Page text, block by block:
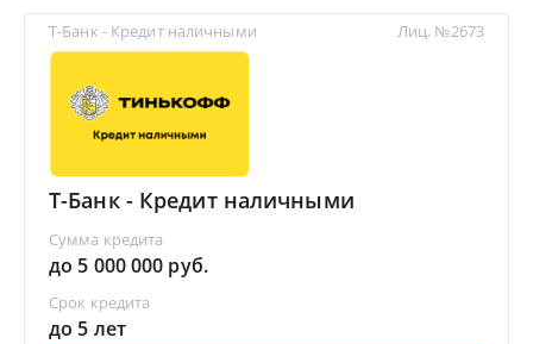
Т-Банк - Кредит наличными
Т-Банк - Кредит наличными
Сумма кредита
до 5 000 000 руб.
Срок кредита
до 5 лет
Лиц. №2673